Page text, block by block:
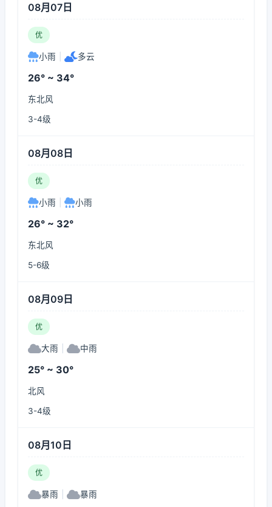
08月07日
优
小雨 多云
26° ~ 34°
东北风
3-4级
08月08日
优
小雨 小雨
26° ~ 32°
东北风
5-6级
08月09日
优
大雨 中雨
25° ~ 30°
北风
3-4级
08月10日
优
暴雨 暴雨